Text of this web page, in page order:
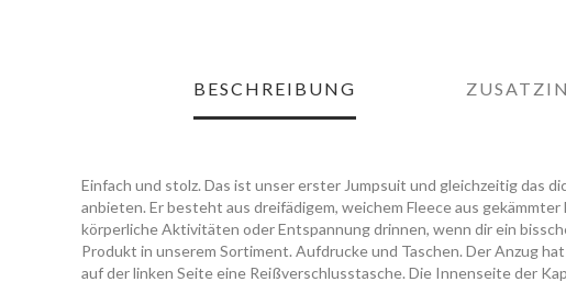
BESCHREIBUNG
Einfach und stolz. Das ist unser erster Jumpsuit und gleichzeitig das
anbieten. Er besteht aus dreifädigem, weichem Fleece aus
körperliche Aktivitäten oder Entspannung drinnen, wenn dir ein
Produkt in unserem Sortiment. Aufdrucke und Taschen. Der Anzug
auf der linken Seite eine Reißverschlusstasche. Die Innenseite der